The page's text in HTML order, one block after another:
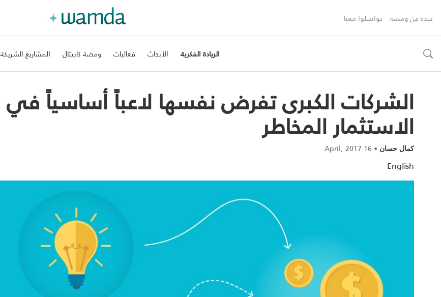
نبذة عن ومضة تواصلوا معنا
toggle
الريادة الفكرية الأبحاث فعاليات ومضة كابيتال المشاريع الشريكة
الشركات الكبرى تفرض نفسها لاعباً أساسياً في
الاستثمار المخاطر
كمال حسان •
16 April, 2017
English